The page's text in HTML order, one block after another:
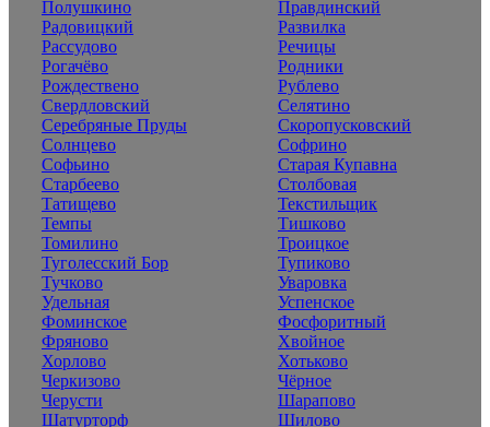
Полушкино
Правдинский
Радовицкий
Развилка
Рассудово
Речицы
Рогачёво
Родники
Рождествено
Рублево
Свердловский
Селятино
Серебряные Пруды
Скоропусковский
Солнцево
Софрино
Софьино
Старая Купавна
Старбеево
Столбовая
Татищево
Текстильщик
Темпы
Тишково
Томилино
Троицкое
Туголесский Бор
Тупиково
Тучково
Уваровка
Удельная
Успенское
Фоминское
Фосфоритный
Фряново
Хвойное
Хорлово
Хотьково
Черкизово
Чёрное
Черусти
Шарапово
Шатурторф
Шилово